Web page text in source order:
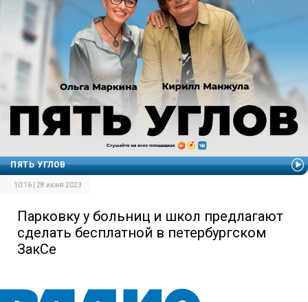
ПЯТЬ УГЛОВ
10:16 | 28 июня 2023
Парковку у больниц и школ предлагают
сделать бесплатной в петербургском
ЗакСе